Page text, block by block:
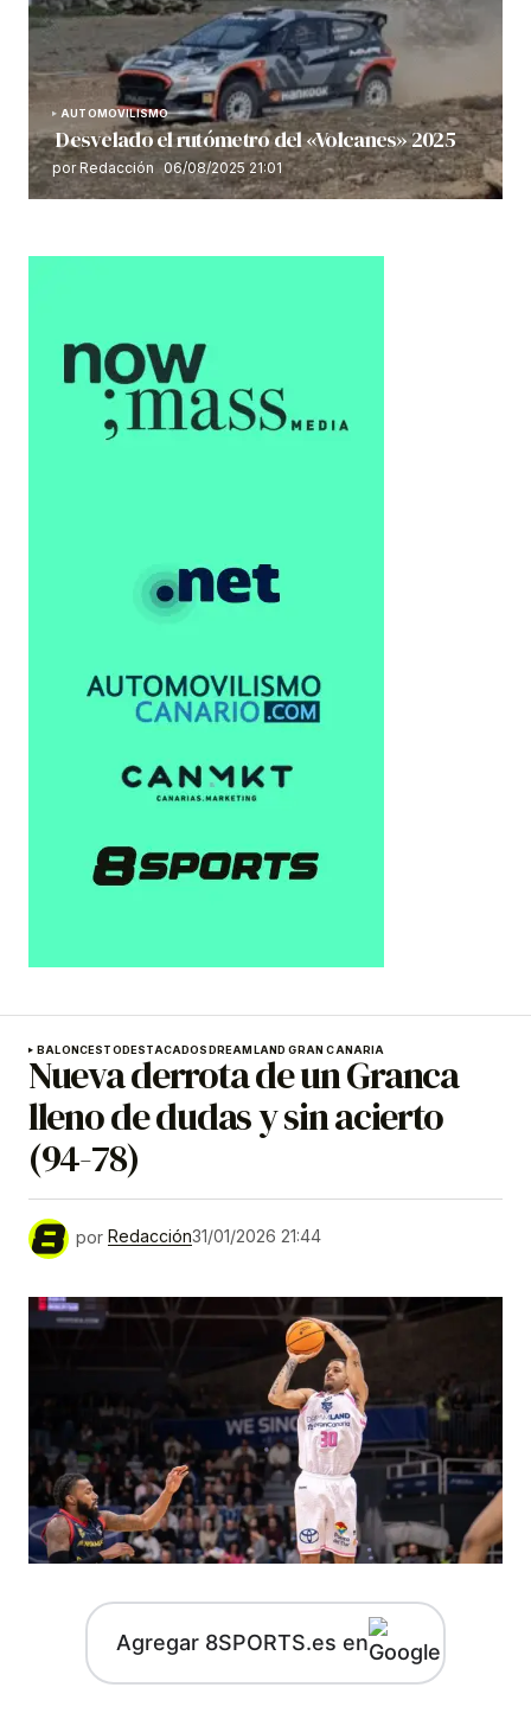
AUTOMOVILISMO
Desvelado el rutómetro del «Volcanes» 2025
por Redacción 06/08/2025 21:01
BALONCESTODESTACADOSDREAMLAND GRAN CANARIA
Nueva derrota de un Granca
lleno de dudas y sin acierto
(94-78)
por Redacción31/01/2026 21:44
Agregar 8SPORTS.es en